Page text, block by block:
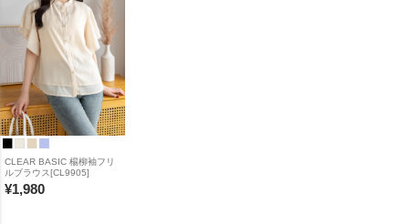
CLEAR BASIC 楊柳袖フリ
ルブラウス[CL9905]
¥1,980